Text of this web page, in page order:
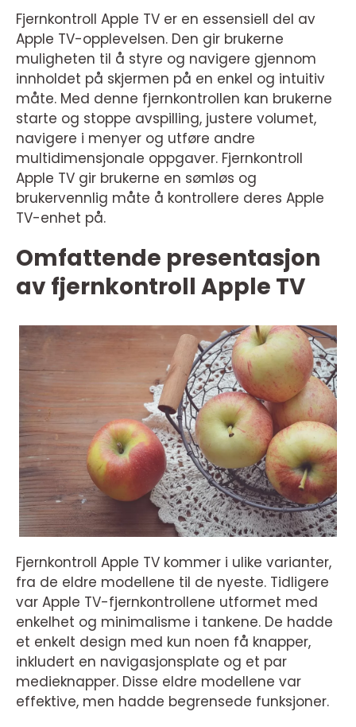
Fjernkontroll Apple TV er en essensiell del av
Apple TV-opplevelsen. Den gir brukerne
muligheten til å styre og navigere gjennom
innholdet på skjermen på en enkel og intuitiv
måte. Med denne fjernkontrollen kan brukerne
starte og stoppe avspilling, justere volumet,
navigere i menyer og utføre andre
multidimensjonale oppgaver. Fjernkontroll
Apple TV gir brukerne en sømløs og
brukervennlig måte å kontrollere deres Apple
TV-enhet på.
Omfattende presentasjon
av fjernkontroll Apple TV
Fjernkontroll Apple TV kommer i ulike varianter,
fra de eldre modellene til de nyeste. Tidligere
var Apple TV-fjernkontrollene utformet med
enkelhet og minimalisme i tankene. De hadde
et enkelt design med kun noen få knapper,
inkludert en navigasjonsplate og et par
medieknapper. Disse eldre modellene var
effektive, men hadde begrensede funksjoner.